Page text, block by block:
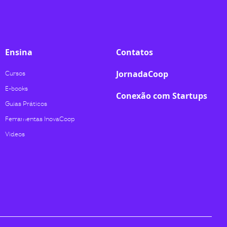
Ensina
Cursos
E-books
Guias Práticos
Ferramentas InovaCoop
Videos
Contatos
JornadaCoop
Conexão com Startups